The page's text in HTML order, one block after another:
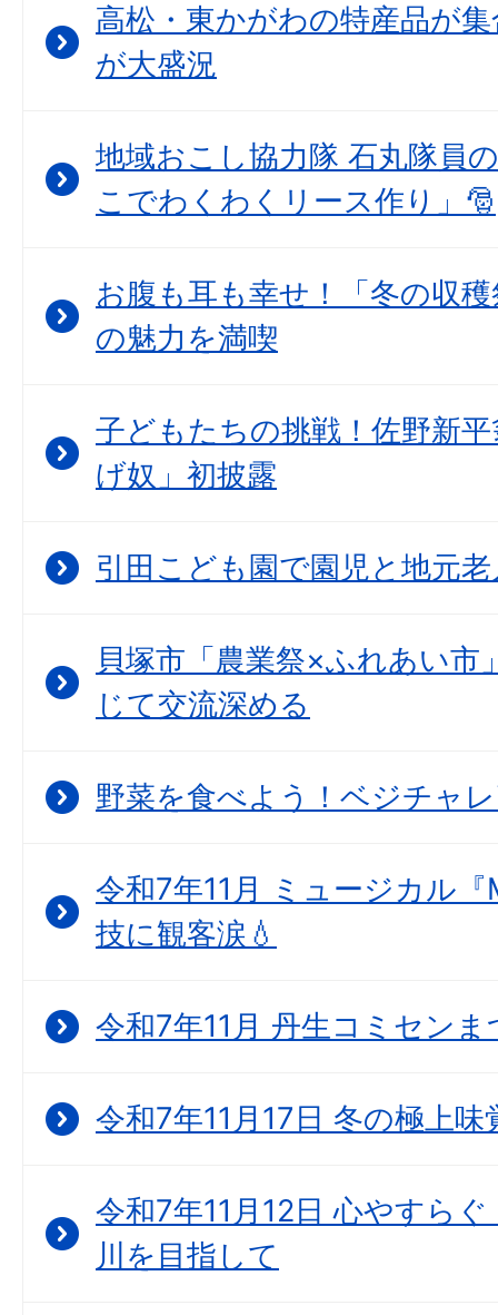
高松・東かがわの特産品が
が大盛況
地域おこし協力隊 石丸隊員
こでわくわくリース作り」🎅
お腹も耳も幸せ！「冬の収
の魅力を満喫
子どもたちの挑戦！佐野新
げ奴」初披露
引田こども園で園児と地元
貝塚市「農業祭×ふれあい市
じて交流深める
野菜を食べよう！ベジチャ
令和7年11月 ミュージカル
技に観客涙💧
令和7年11月 丹生コミセン
令和7年11月17日 冬の極上
令和7年11月12日 心やすら
川を目指して